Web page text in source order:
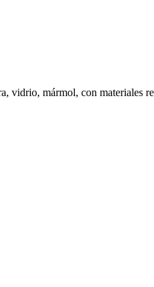
mármol, con materiales